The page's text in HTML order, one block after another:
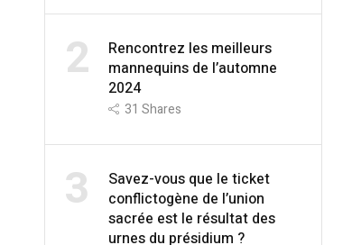
2
Rencontrez les meilleurs
mannequins de l’automne
2024
31 Shares
3
Savez-vous que le ticket
conflictogène de l’union
sacrée est le résultat des
urnes du présidium ?